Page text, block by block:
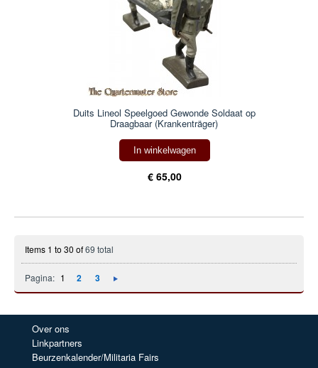
Duits Lineol Speelgoed Gewonde Soldaat op
Draagbaar (Krankenträger)
In winkelwagen
€ 65,00
Items 1 to 30 of69 total
Pagina: 1 2 3
Over ons
Linkpartners
Beurzenkalender/Militaria Fairs